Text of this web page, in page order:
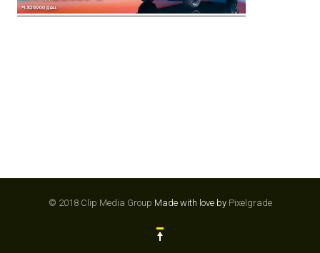
© 2018 Clip Media Group Made with love by Pixelgrade